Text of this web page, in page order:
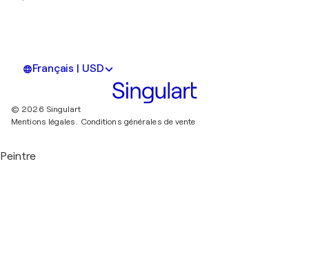
Français | USD
© 2026 Singulart
Mentions légales. Conditions générales de vente
Peintre